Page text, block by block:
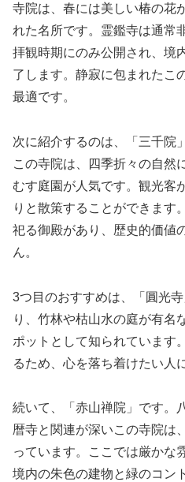
寺院は、春には美しい椿の花
れた名所です。霊鑑寺は通常
拝観時期にのみ公開され、境
了します。静寂に包まれたこ
最適です。
次に紹介するのは、「三千院
この寺院は、四季折々の自然
むす庭園が人気です。観光客
りと散策することができます
祀る御殿があり、歴史的価値
ん。
3つ目のおすすめは、「圓光
り、竹林や枯山水の庭が有名
ポットとして知られています
るため、心を落ち着けたい人
続いて、「赤山禅院」です。
暦寺と関連が深いこの寺院は
っています。ここでは厳かな
境内の朱色の建物と緑のコン